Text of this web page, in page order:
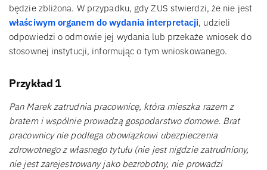
będzie zbliżona. W przypadku, gdy ZUS stwierdzi, że nie jest
właściwym organem do wydania interpretacji, udzieli
odpowiedzi o odmowie jej wydania lub przekaże wniosek do
stosownej instytucji, informując o tym wnioskowanego.
Przykład 1
Pan Marek zatrudnia pracownicę, która mieszka razem z
bratem i wspólnie prowadzą gospodarstwo domowe. Brat
pracownicy nie podlega obowiązkowi ubezpieczenia
zdrowotnego z własnego tytułu (nie jest nigdzie zatrudniony,
nie jest zarejestrowany jako bezrobotny, nie prowadzi